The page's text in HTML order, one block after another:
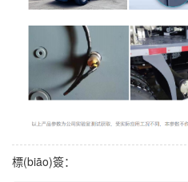
標(biāo)簽：